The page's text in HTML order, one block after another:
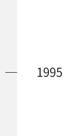
1995